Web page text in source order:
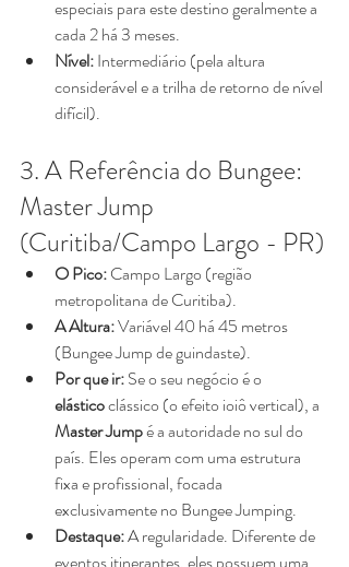
especiais para este destino geralmente a
cada 2 há 3 meses.
Nível: Intermediário (pela altura
considerável e a trilha de retorno de nível
difícil).
3. A Referência do Bungee:
Master Jump
(Curitiba/Campo Largo - PR)
O Pico: Campo Largo (região
metropolitana de Curitiba).
A Altura: Variável 40 há 45 metros
(Bungee Jump de guindaste).
Por que ir: Se o seu negócio é o
elástico clássico (o efeito ioiô vertical), a
Master Jump é a autoridade no sul do
país. Eles operam com uma estrutura
fixa e profissional, focada
exclusivamente no Bungee Jumping.
Destaque: A regularidade. Diferente de